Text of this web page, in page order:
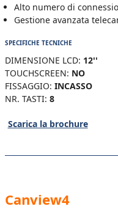
Alto numero di
Gestione avanzata
SPECIFICHE TECNICHE
DIMENSIONE LCD: 12''
TOUCHSCREEN: NO
FISSAGGIO: INCASSO
NR. TASTI: 8
Scarica la brochure
Canview4